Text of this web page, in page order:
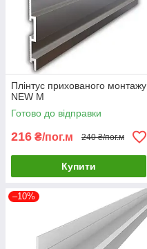
Плінтус прихованого монтажу
NEW M
Готово до відправки
216 ₴/пог.м 240 ₴/пог.м
Купити
–10%